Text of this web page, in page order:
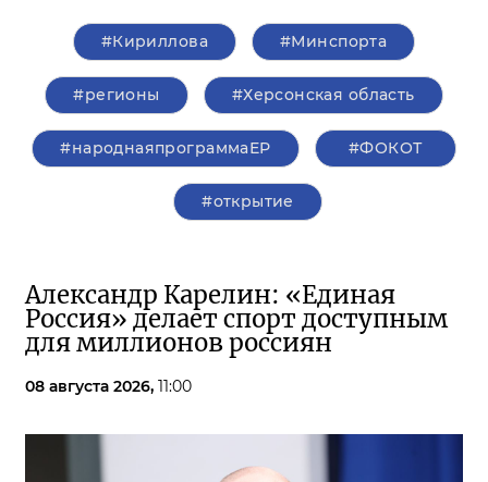
#Кириллова #Минспорта
#регионы #Херсонская область
#народнаяпрограммаЕР #ФОКОТ
#открытие
Александр Карелин: «Единая
Россия» делает спорт доступным
для миллионов россиян
08 августа 2026, 11:00